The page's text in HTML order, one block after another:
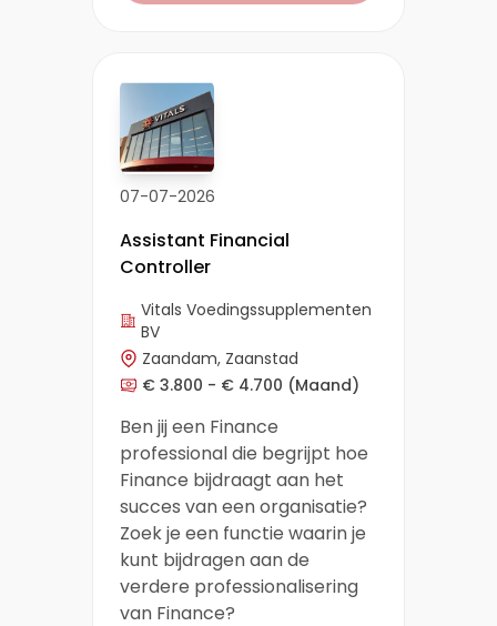
07-07-2026
Assistant Financial
Controller
Vitals Voedingssupplementen
BV
Zaandam, Zaanstad
€ 3.800 - € 4.700 (Maand)
Ben jij een Finance
professional die begrijpt hoe
Finance bijdraagt aan het
succes van een organisatie?
Zoek je een functie waarin je
kunt bijdragen aan de
verdere professionalisering
van Finance?